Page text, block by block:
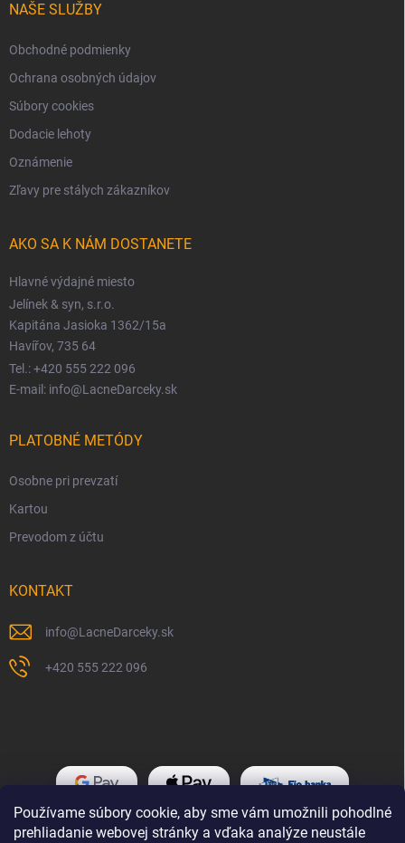
Používame súbory cookie, aby sme vám umožnili pohodlné
prehliadanie webovej stránky a vďaka analýze neustále
NAŠE SLUŽBY
Obchodné podmienky
Ochrana osobných údajov
Súbory cookies
Dodacie lehoty
Oznámenie
Zľavy pre stálych zákazníkov
AKO SA K NÁM DOSTANETE
Hlavné výdajné miesto
Jelínek & syn, s.r.o.
Kapitána Jasioka 1362/15a
Havířov, 735 64
Tel.: +420 555 222 096
E-mail: info@LacneDarceky.sk
PLATOBNÉ METÓDY
Osobne pri prevzatí
Kartou
Prevodom z účtu
KONTAKT
info@LacneDarceky.sk
+420 555 222 096